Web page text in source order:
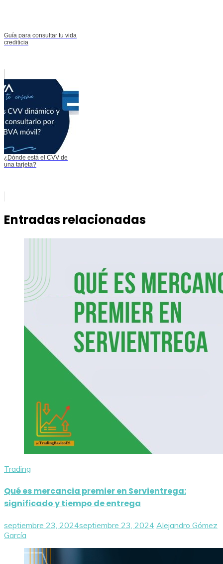
Guía para consultar tu vida
crediticia
¿Dónde está el CVV de
una tarjeta?
Entradas relacionadas
Trading
Qué es mercancia premier en Servientrega:
significado y tiempo de entrega
septiembre 23, 2024septiembre 23, 2024 Alejandro Gómez
García